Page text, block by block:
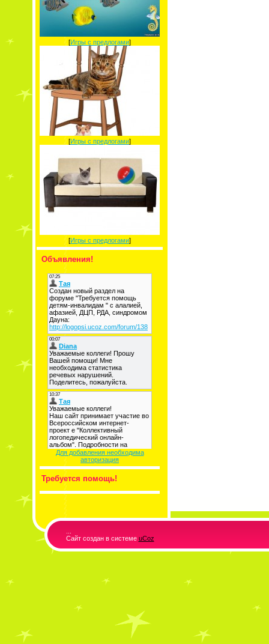
[Игры с предлогами]
[Игры с предлогами]
[Игры с предлогами]
Объявления!
Для добавления необходима
авторизация
Требуется помощь!
Сайт создан в системе uCoz